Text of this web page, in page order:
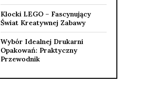
Klocki LEGO – Fascynujący
Świat Kreatywnej Zabawy
Wybór Idealnej Drukarni
Opakowań: Praktyczny
Przewodnik